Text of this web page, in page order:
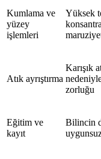
Kumlama ve
yüzey
işlemleri
Yüksek
Atık ayrıştırma
Karışık
zorluğu
Eğitim ve
kayıt
Bilincin